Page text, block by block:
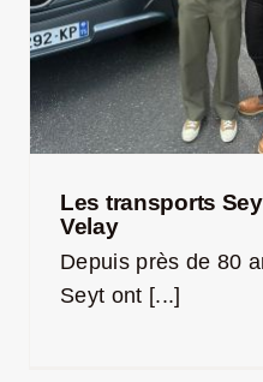
Les transports
Velay
Depuis près de 80
Seyt ont [...]